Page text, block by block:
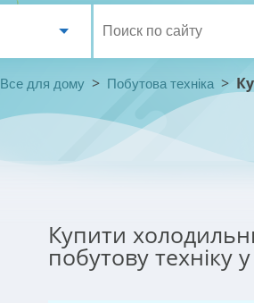
Все для дому > Побутова техніка>
Купити
побутову техніку